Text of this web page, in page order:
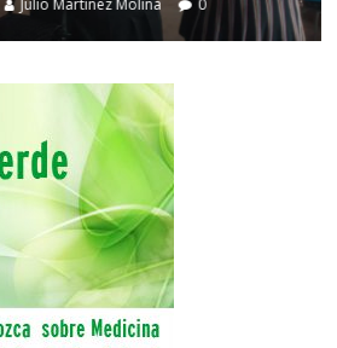
Julio Martínez Molina 0